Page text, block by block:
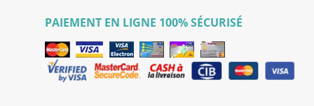
PAIEMENT EN LIGNE 100% SÉCURISÉ